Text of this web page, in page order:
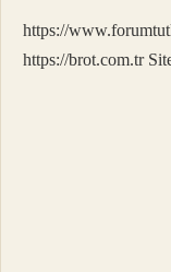
https://
https://brot.com.tr